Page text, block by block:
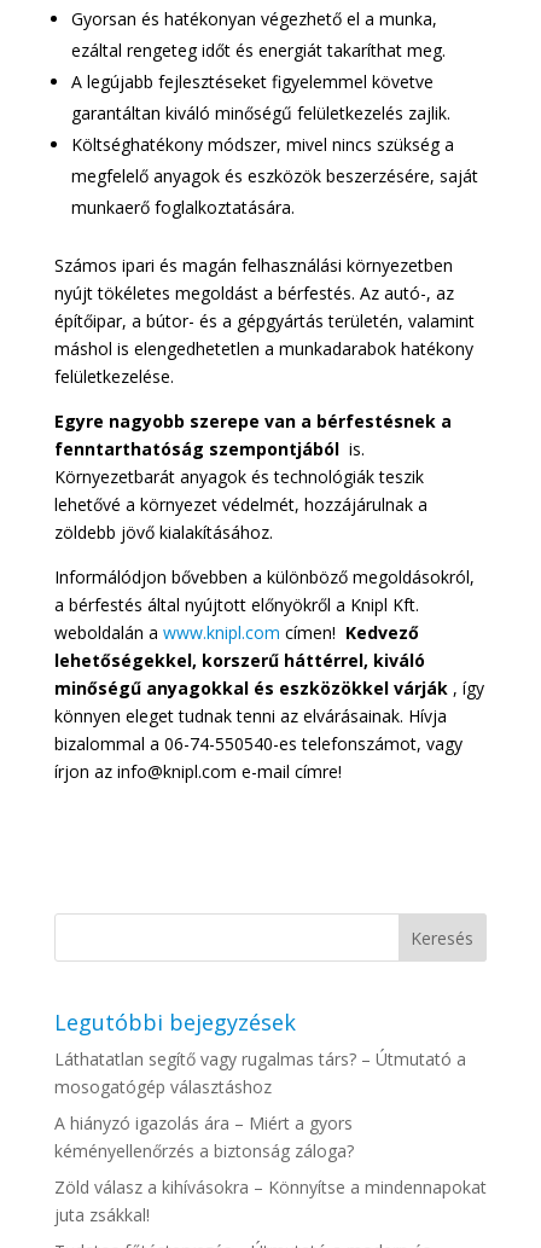
Gyorsan és hatékonyan végezhető el a munka,
ezáltal rengeteg időt és energiát takaríthat meg.
A legújabb fejlesztéseket figyelemmel követve
garantáltan kiváló minőségű felületkezelés zajlik.
Költséghatékony módszer, mivel nincs szükség a
megfelelő anyagok és eszközök beszerzésére, saját
munkaerő foglalkoztatására.
Számos ipari és magán felhasználási környezetben
nyújt tökéletes megoldást a bérfestés. Az autó-, az
építőipar, a bútor- és a gépgyártás területén, valamint
máshol is elengedhetetlen a munkadarabok hatékony
felületkezelése.
Egyre nagyobb szerepe van a bérfestésnek a
fenntarthatóság szempontjából is.
Környezetbarát anyagok és technológiák teszik
lehetővé a környezet védelmét, hozzájárulnak a
zöldebb jövő kialakításához.
Informálódjon bővebben a különböző megoldásokról,
a bérfestés által nyújtott előnyökről a Knipl Kft.
weboldalán a www.knipl.com címen! Kedvező
lehetőségekkel, korszerű háttérrel, kiváló
minőségű anyagokkal és eszközökkel várják , így
könnyen eleget tudnak tenni az elvárásainak. Hívja
bizalommal a 06-74-550540-es telefonszámot, vagy
írjon az info@knipl.com e-mail címre!
Legutóbbi bejegyzések
Láthatatlan segítő vagy rugalmas társ? – Útmutató a
mosogatógép választáshoz
A hiányzó igazolás ára – Miért a gyors
kéményellenőrzés a biztonság záloga?
Zöld válasz a kihívásokra – Könnyítse a mindennapokat
juta zsákkal!